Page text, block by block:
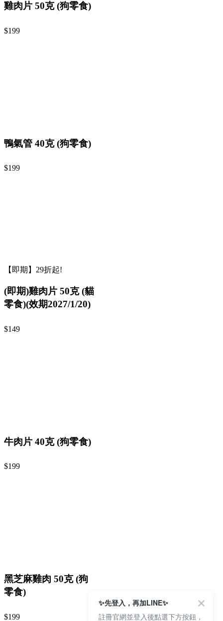
雞肉片 50克 (狗零食)
$199
鴨氣管 40克 (狗零食)
$199
【即期】29折起!
(即期)雞肉片 50克 (貓
零食)(效期2027/1/20)
$149
牛肉片 40克 (狗零食)
$199
黑芝麻雞肉 50克 (狗
零食)
$199
✨先登入，再加LINE✨
註冊官網並登入後點選下方按鈕，